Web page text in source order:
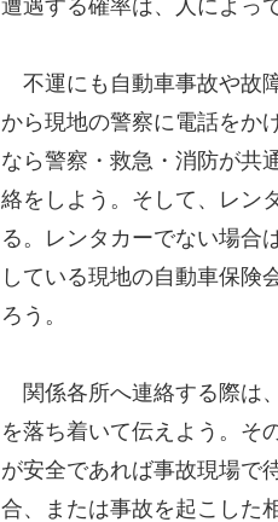
遭遇する確率は、人によっ
不運にも自動車事故や故
から現地の警察に電話をか
なら警察・救急・消防が共
絡をしよう。そして、レン
る。レンタカーでない場合
している現地の自動車保険
ろう。
関係各所へ連絡する際は
を落ち着いて伝えよう。そ
が安全であれば事故現場で
合、または事故を起こした